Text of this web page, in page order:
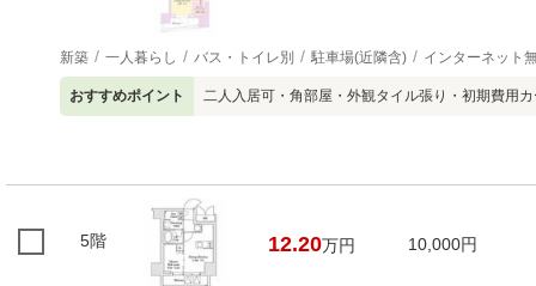
新築 一人暮らし バス・トイレ別 駐車場(近隣含) インターネット
おすすめポイント 二人入居可・角部屋・外観タイル張り・初期費用
5階 12.20万円 10,000円